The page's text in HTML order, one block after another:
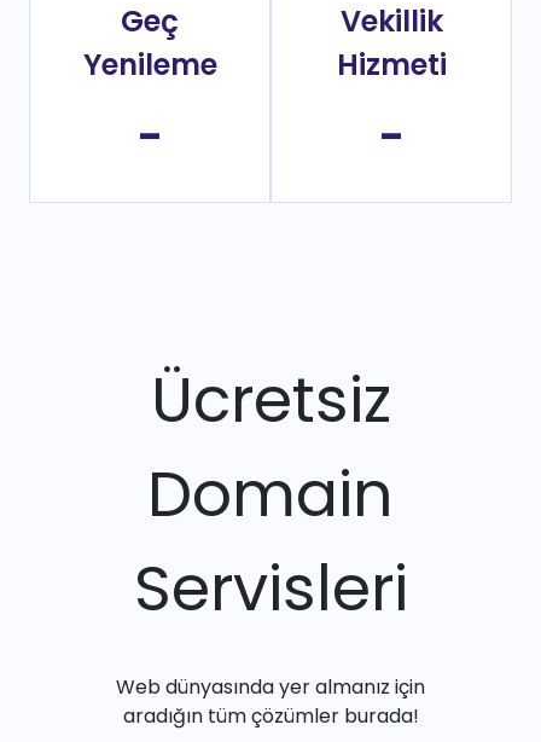
Geç
Yenileme
-
Vekillik
Hizmeti
-
Ücretsiz
Domain
Servisleri
Web dünyasında yer almanız için
aradığın tüm çözümler burada!